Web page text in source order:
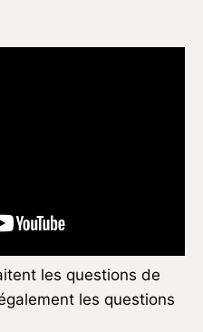
les questions de
les questions